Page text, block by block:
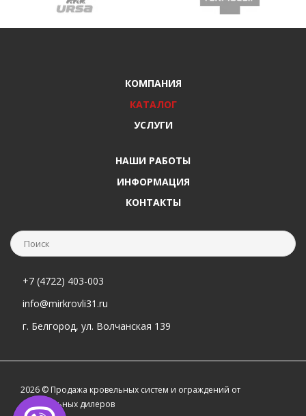
КОМПАНИЯ
КАТАЛОГ
УСЛУГИ
НАШИ РАБОТЫ
ИНФОРМАЦИЯ
КОНТАКТЫ
+7 (4722) 403-003
info@mirkrovli31.ru
г. Белгород, ул. Волчанская 139
2026 © Продажа кровельных систем и ограждений от
официальных дилеров